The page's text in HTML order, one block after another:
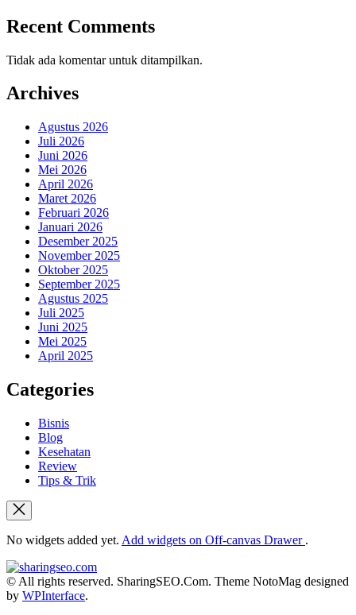
Recent Comments
Tidak ada komentar untuk ditampilkan.
Archives
Agustus 2026
Juli 2026
Juni 2026
Mei 2026
April 2026
Maret 2026
Februari 2026
Januari 2026
Desember 2025
November 2025
Oktober 2025
September 2025
Agustus 2025
Juli 2025
Juni 2025
Mei 2025
April 2025
Categories
Bisnis
Blog
Kesehatan
Review
Tips & Trik
No widgets added yet. Add widgets on Off-canvas Drawer .
sharingseo.com
© All rights reserved. SharingSEO.Com. Theme NotoMag designed
by WPInterface.